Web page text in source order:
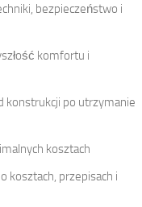
bezpieczeństwo i
komfortu i
konstrukcji po utrzymanie
kosztach
kosztach, przepisach i